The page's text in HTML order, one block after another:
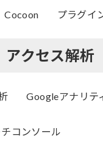
Cocoon プラグイ
アクセス解析
Googleアナリテ
コンソール